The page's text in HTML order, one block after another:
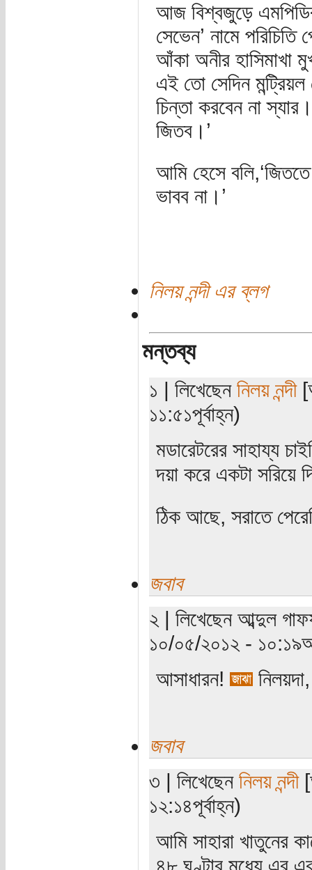
আজ বিশ্বজুড়ে
সেভেন’ নামে পরিচিতি
আঁকা অনীর হাসিমাখা
এই তো সেদিন
চিন্তা করবেন না
জিতব।’
আমি হেসে
ভাবব না।’
নিলয় নন্দী এর ব্লগ
মন্তব্য
১ | লিখেছেন নিলয় নন্দী
১১:৫১পূর্বাহ্ন)
মডারেটরের সাহায্য
দয়া করে একটা সরিয়ে
ঠিক আছে, সরাতে
জবাব
২ | লিখেছেন আব্দুল
১০/০৫/২০১২ -
আসাধারন!
জবাব
৩ | লিখেছেন নিলয় নন্দী
১২:১৪পূর্বাহ্ন)
আমি সাহারা খাতুনের
৪৮ ঘণ্টার মধ্যে এর